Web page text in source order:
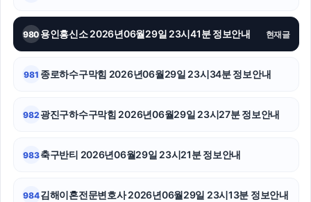
이혼전문변호사
김포공항주차대행
울산이혼전문변호사
이혼변호사
980용인흥신소 2026년06월29일 23시41분 정보안내 현재글
981 종로하수구막힘 2026년06월29일 23시34분 정보안내
982 광진구하수구막힘 2026년06월29일 23시27분 정보안내
983축구반티 2026년06월29일 23시21분 정보안내
984김해이혼전문변호사 2026년06월29일 23시13분 정보안내